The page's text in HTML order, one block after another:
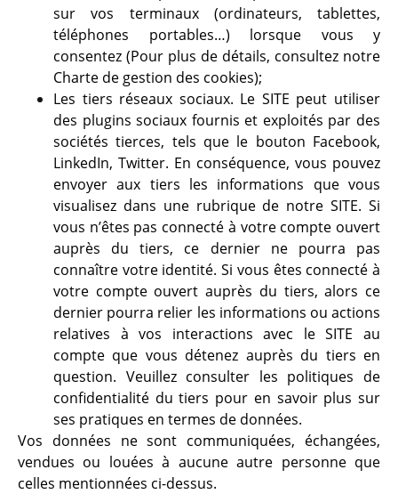
sur vos terminaux (ordinateurs, tablettes,
téléphones portables…) lorsque vous y
consentez (Pour plus de détails, consultez notre
Charte de gestion des cookies);
Les tiers réseaux sociaux. Le SITE peut utiliser
des plugins sociaux fournis et exploités par des
sociétés tierces, tels que le bouton Facebook,
LinkedIn, Twitter. En conséquence, vous pouvez
envoyer aux tiers les informations que vous
visualisez dans une rubrique de notre SITE. Si
vous n’êtes pas connecté à votre compte ouvert
auprès du tiers, ce dernier ne pourra pas
connaître votre identité. Si vous êtes connecté à
votre compte ouvert auprès du tiers, alors ce
dernier pourra relier les informations ou actions
relatives à vos interactions avec le SITE au
compte que vous détenez auprès du tiers en
question. Veuillez consulter les politiques de
confidentialité du tiers pour en savoir plus sur
ses pratiques en termes de données.
Vos données ne sont communiquées, échangées,
vendues ou louées à aucune autre personne que
celles mentionnées ci-dessus.